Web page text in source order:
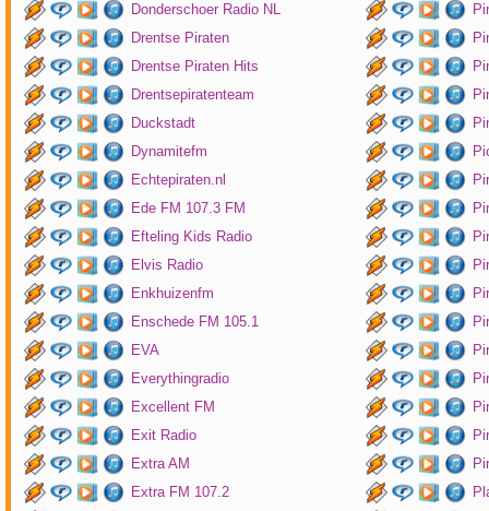
Donderschoer Radio NL
Drentse Piraten
Drentse Piraten Hits
Drentsepiratenteam
Duckstadt
Dynamitefm
Echtepiraten.nl
Ede FM 107.3 FM
Efteling Kids Radio
Elvis Radio
Enkhuizenfm
Enschede FM 105.1
EVA
Everythingradio
Excellent FM
Exit Radio
Extra AM
Extra FM 107.2